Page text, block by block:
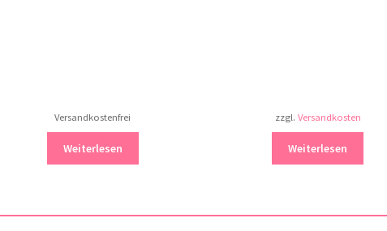
Versandkostenfrei
Weiterlesen
zzgl. Versandkosten
Weiterlesen